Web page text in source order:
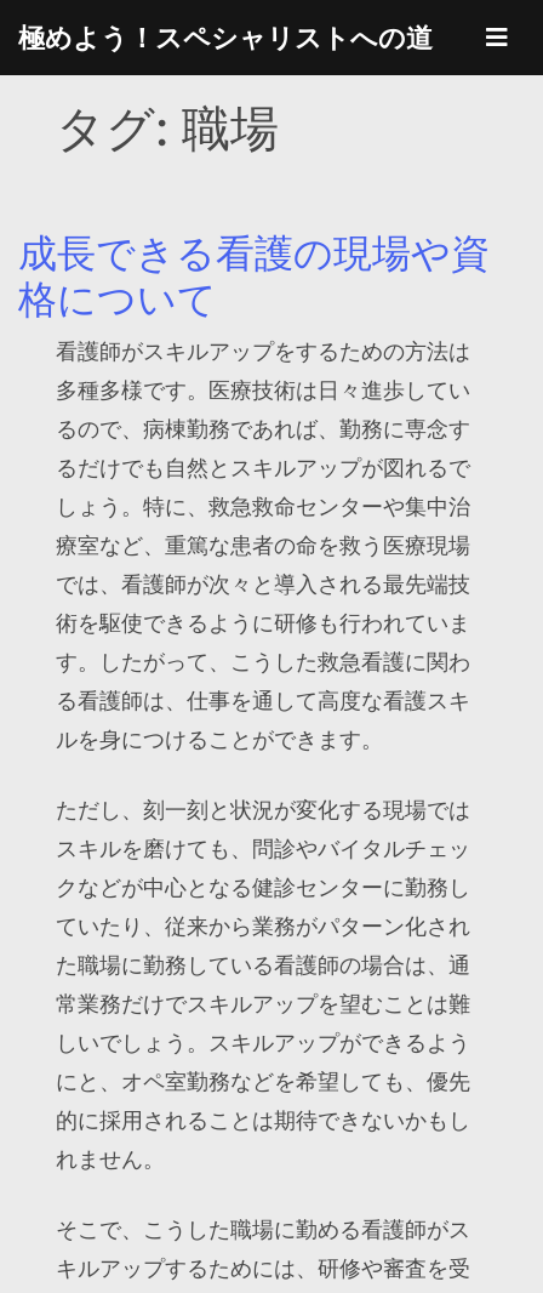
content
極めよう！スペシャリストへの道
タグ:職場
成長できる看護の現場や資
格について
看護師がスキルアップをするための方法は
多種多様です。医療技術は日々進歩してい
るので、病棟勤務であれば、勤務に専念す
るだけでも自然とスキルアップが図れるで
しょう。特に、救急救命センターや集中治
療室など、重篤な患者の命を救う医療現場
では、看護師が次々と導入される最先端技
術を駆使できるように研修も行われていま
す。したがって、こうした救急看護に関わ
る看護師は、仕事を通して高度な看護スキ
ルを身につけることができます。
ただし、刻一刻と状況が変化する現場では
スキルを磨けても、問診やバイタルチェッ
クなどが中心となる健診センターに勤務し
ていたり、従来から業務がパターン化され
た職場に勤務している看護師の場合は、通
常業務だけでスキルアップを望むことは難
しいでしょう。スキルアップができるよう
にと、オペ室勤務などを希望しても、優先
的に採用されることは期待できないかもし
れません。
そこで、こうした職場に勤める看護師がス
キルアップするためには、研修や審査を受